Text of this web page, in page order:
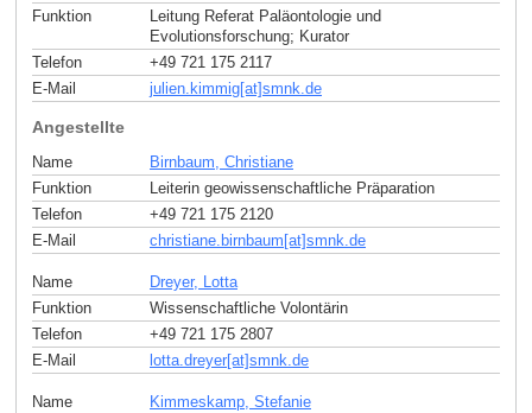
Funktion
Leitung Referat Paläontologie und
Evolutionsforschung; Kurator
Telefon
+49 721 175 2117
E-Mail
julien.kimmig[at]smnk.de
Angestellte
Name
Birnbaum, Christiane
Funktion
Leiterin geowissenschaftliche Präparation
Telefon
+49 721 175 2120
E-Mail
christiane.birnbaum[at]smnk de
Name
Dreyer, Lotta
Funktion
Wissenschaftliche Volontärin
Telefon
+49 721 175 2807
E-Mail
lotta.dreyer[at]smnk de
Name
Kimmeskamp, Stefanie